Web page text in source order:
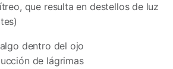
que resulta en destellos de luz
dentro del ojo
de lágrimas